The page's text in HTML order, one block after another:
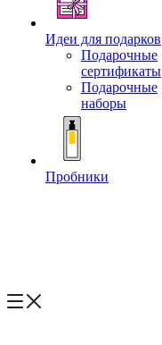
Идеи для подарков
Подарочные
сертификаты
Подарочные
наборы
Пробники